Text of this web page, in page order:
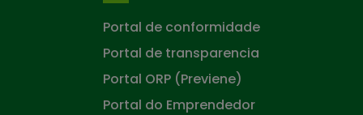
Portal de conformidade
Portal de transparencia
Portal ORP (Previene)
Portal do Emprendedor